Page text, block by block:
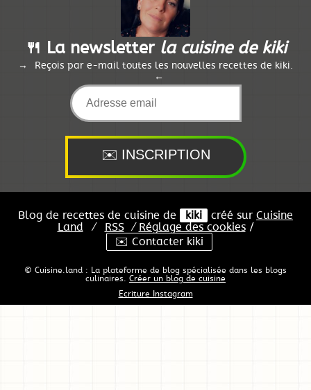
🍴 La newsletter la cuisine de kiki
Reçois par e-mail toutes les nouvelles recettes de kiki.
Blog de recettes de cuisine de kiki créé sur Cuisine
Land
⁄ RSS ⁄ Réglage des cookies/
✉️ Contacter kiki
© Cuisine.land : La plateforme de blog spécialisée dans les blogs
culinaires. Créer un blog de cuisine
Ecriture Instagram